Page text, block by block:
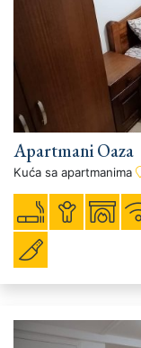
Apartmani Oaza
Kuća sa apartmanima